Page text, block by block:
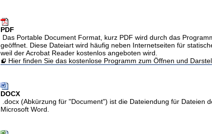
PDF
Das Portable Document Format, kurz PDF wird durch das
geöffnet. Diese Dateiart wird häufig neben Internetseiten für
weil der Acrobat Reader kostenlos angeboten wird.
Hier finden Sie das kostenlose Programm zum Öffnen und
DOCX
.docx (Abkürzung für "Document") ist die Dateiendung für Dateien
Microsoft Word.